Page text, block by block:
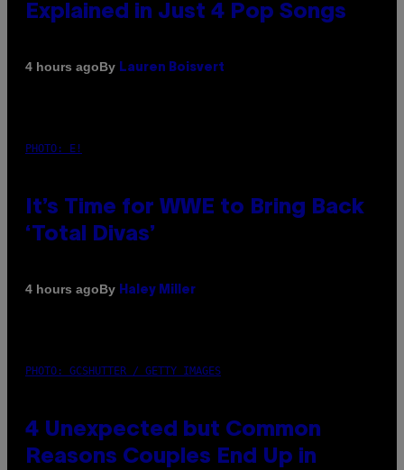
Explained in Just 4 Pop Songs
4 hours agoBy Lauren Boisvert
PHOTO: E!
It’s Time for WWE to Bring Back
‘Total Divas’
4 hours agoBy Haley Miller
PHOTO: GCSHUTTER / GETTY IMAGES
4 Unexpected but Common
Reasons Couples End Up in